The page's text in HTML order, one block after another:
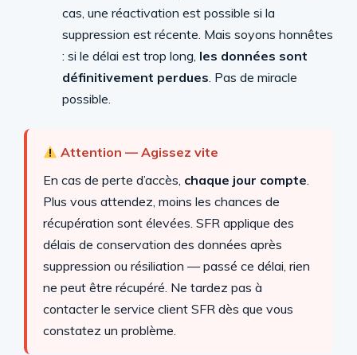
cas, une réactivation est possible si la
suppression est récente. Mais soyons honnêtes
: si le délai est trop long, les données sont
définitivement perdues. Pas de miracle
possible.
Attention — Agissez vite
En cas de perte d’accès, chaque jour compte.
Plus vous attendez, moins les chances de
récupération sont élevées. SFR applique des
délais de conservation des données après
suppression ou résiliation — passé ce délai, rien
ne peut être récupéré. Ne tardez pas à
contacter le service client SFR dès que vous
constatez un problème.